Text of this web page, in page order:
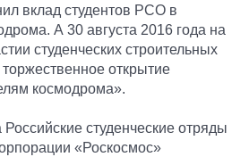
вклад студентов РСО в
А 30 августа 2016 года на
студенческих строительных
открытие
космодрома».
студенческие отряды
«Роскосмос»